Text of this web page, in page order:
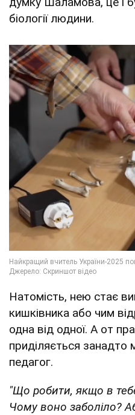
біології людини.
Натомість, нею стає
кишківника або чим
одна від одної. А от
приділяється занадто
педагог.
"Що робити, якщо в
Чому воно заболіло?